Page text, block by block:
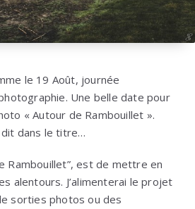
le 19 Août, journée
Une belle date pour
« Autour de Rambouillet ».
dans le titre…
Rambouillet”, est de mettre en
alentours. J’alimenterai le projet
sorties photos ou des